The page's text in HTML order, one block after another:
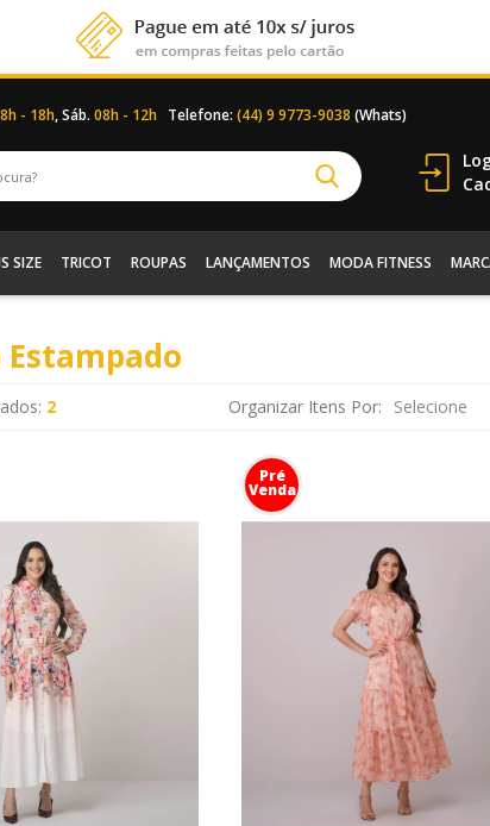
- 18h, Sáb. 08h - 12h Telefone: (44) 9 9773-9038 (Whats)
SIZE TRICOT ROUPAS LANÇAMENTOS MODA FITNESS
2 Organizar Itens Por:
Pré
Venda